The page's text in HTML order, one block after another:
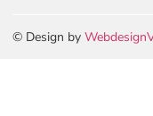
© Design by